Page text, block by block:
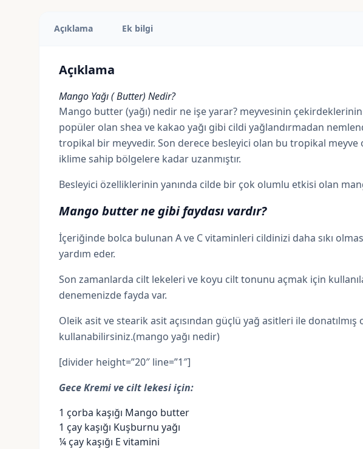
Açıklama Ek bilgi
Açıklama
Mango Yağı ( Butter) Nedir?
Mango butter (yağı) nedir ne işe yarar? meyvesinin çekirdeklerinin
popüler olan shea ve kakao yağı gibi cildi yağlandırmadan
tropikal bir meyvedir. Son derece besleyici olan bu tropikal
iklime sahip bölgelere kadar uzanmıştır.
Besleyici özelliklerinin yanında cilde bir çok olumlu etkisi olan
Mango butter ne gibi faydası vardır?
İçeriğinde bolca bulunan Ave Cvitaminleri cildinizi daha sıkı
yardım eder.
Son zamanlarda cilt lekeleri ve koyu cilt tonunu açmak için
denemenizde fayda var.
Oleik asitvestearik asitaçısından güçlü yağ asitleri ile
kullanabilirsiniz.(mango yağı nedir)
[divider height=”20″ line=”1″]
Gece Kremi ve cilt lekesi için:
1 çorba kaşığı Mango butter
1 çay kaşığı Kuşburnu yağı
¼ çay kaşığı E vitamini